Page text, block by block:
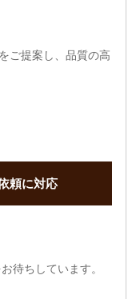
ご提案し、品質の高
頼に対応
待ちしています。